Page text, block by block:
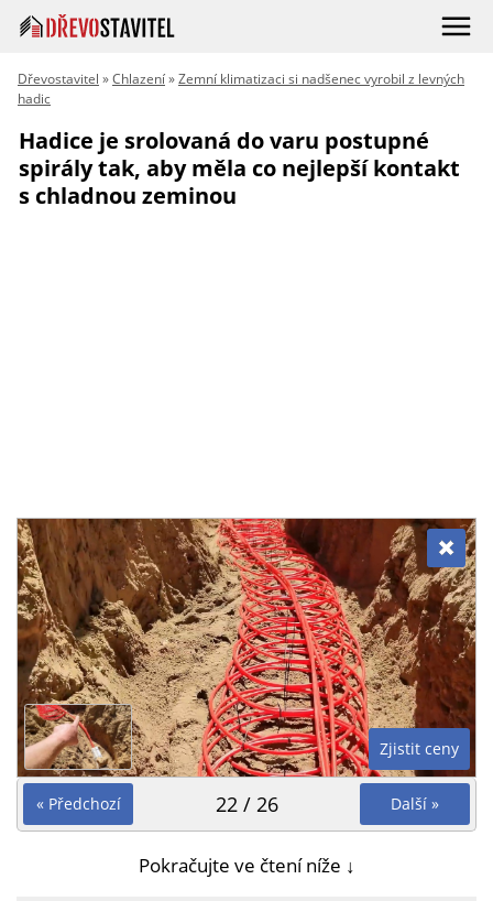
Dřevostavitel »Chlazení»Zemní klimatizaci si nadšenec vyrobil z levných
hadic
Hadice je srolovaná do varu postupné
spirály tak, aby měla co nejlepší kontakt
s chladnou zeminou
Zjistit ceny
« Předchozí Další »
22 / 26
Pokračujte ve čtení níže ↓